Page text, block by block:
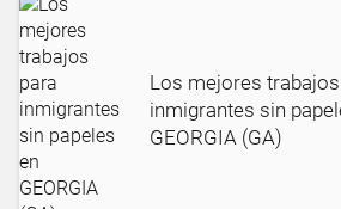
Los mejores
inmigrantes sin
GEORGIA (GA)